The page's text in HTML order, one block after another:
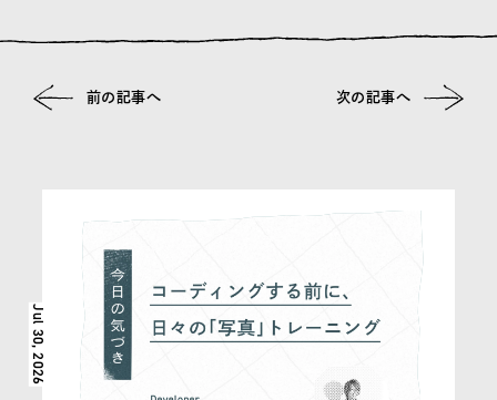
前の記事へ 次の記事へ
Jul 30, 2026